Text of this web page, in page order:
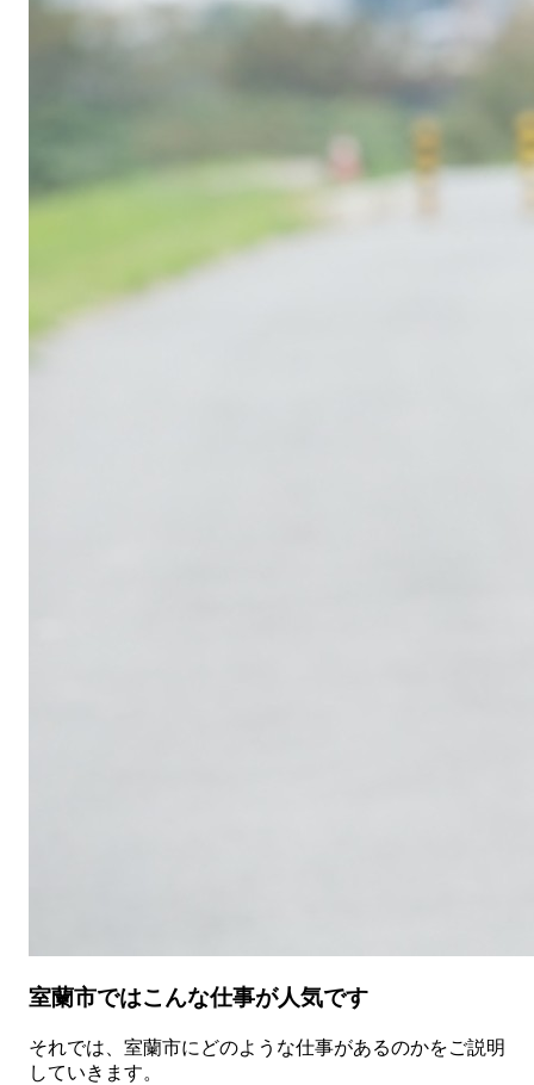
室蘭市ではこんな仕事が人気です
それでは、室蘭市にどのような仕事があるのかをご説明
していきます。